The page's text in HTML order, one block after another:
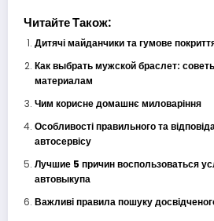
Читайте Також:
Дитячі майданчики та гумове
Как выбрать мужской браслет:
материалам
Чим корисне домашнє миловаріння
Особливості правильного та
автосервісу
Лучшие 5 причин воспользоваться
автовыкупа
Важливі правила пошуку